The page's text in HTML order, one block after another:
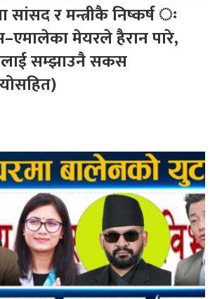
सांसद र मन्त्रीकै निष्कर्ष ः
मेयरले हैरान पारे,
सम्झाउनै सकस